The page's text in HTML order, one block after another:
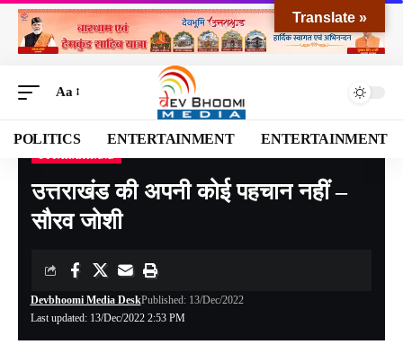
Aa
POLITICS ENTERTAINMENT ENTERTAINMENT
Devbhoomi Media >Blog >NATIONAL>UTTARAKHAND>उत्तराखंड की अपनी कोई पहचान नहीं –सौरव जोशी
उत्तराखंड की अपनी कोई पहचान नहीं –
सौरव जोशी
Last updated: 13/Dec/2022 2:53 PM
Devbhoomi Media DeskPublished: 13/Dec/2022
Translate »